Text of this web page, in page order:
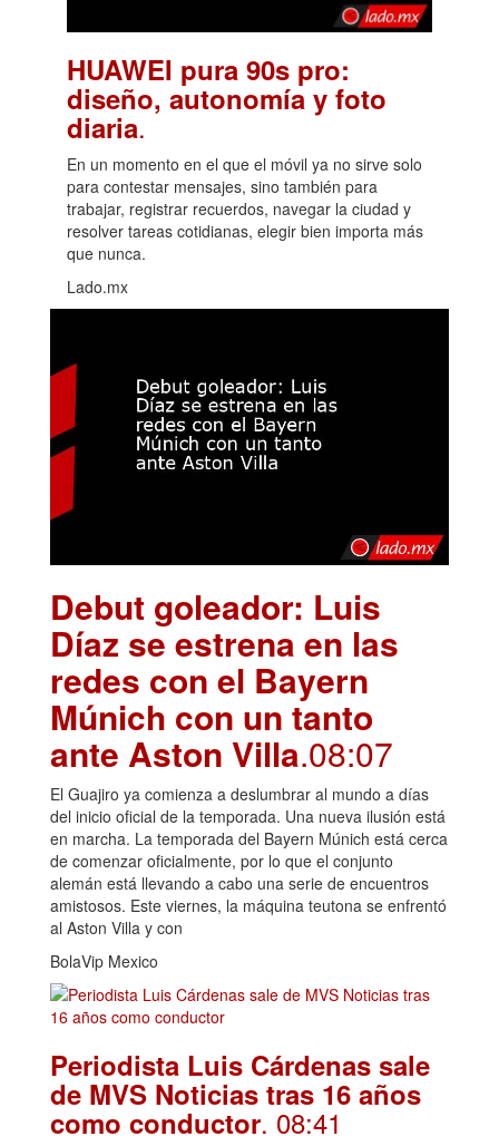
HUAWEI pura 90s pro:
diseño, autonomía y foto
diaria.
En un momento en el que el móvil ya no sirve solo
para contestar mensajes, sino también para
trabajar, registrar recuerdos, navegar la ciudad y
resolver tareas cotidianas, elegir bien importa más
que nunca.
Lado.mx
Debut goleador: Luis
Díaz se estrena en las
redes con el Bayern
Múnich con un tanto
ante Aston Villa.08:07
El Guajiro ya comienza a deslumbrar al mundo a días
del inicio oficial de la temporada. Una nueva ilusión está
en marcha. La temporada del Bayern Múnich está cerca
de comenzar oficialmente, por lo que el conjunto
alemán está llevando a cabo una serie de encuentros
amistosos. Este viernes, la máquina teutona se enfrentó
al Aston Villa y con
BolaVip Mexico
Periodista Luis Cárdenas sale
de MVS Noticias tras 16 años
como conductor. 08:41